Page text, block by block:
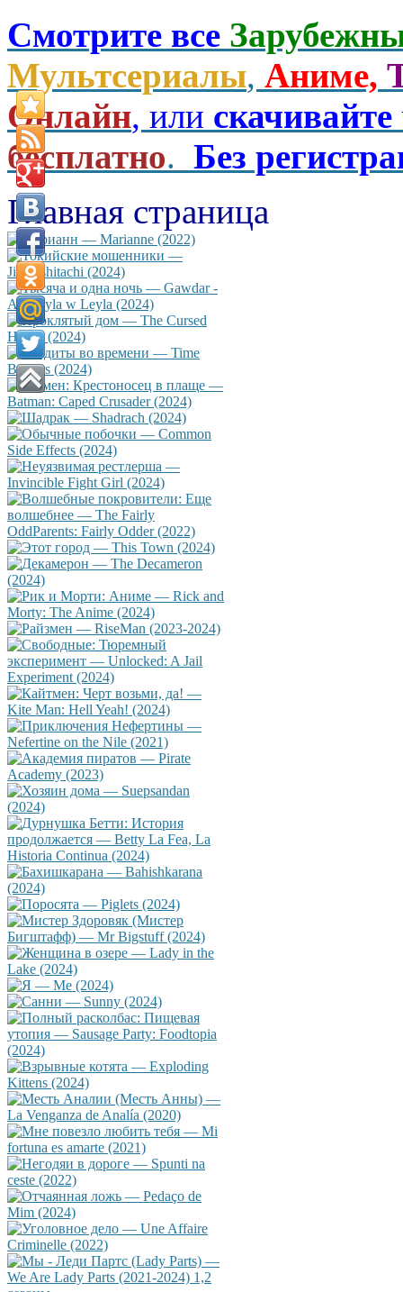
Смотрите все
Мультсериалы, Аниме,
Онлайн, или скачивайте
бесплатно. Без
Главная страница